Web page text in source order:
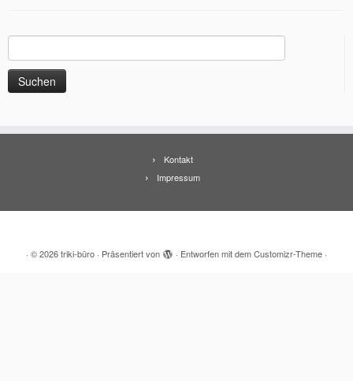
nach:
Kontakt
Impressum
· © 2026triki-büro · Präsentiert von · Entworfen mit demCustomizr-Theme ·